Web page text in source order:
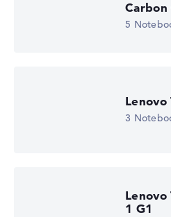
Carbon
5
Lenovo
3
Lenovo
1 G1